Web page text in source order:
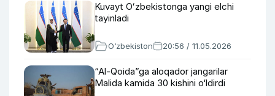
Kuvayt Oʻzbekistonga yangi elchi
tayinladi
O‘zbekiston 20:56 / 11.05.2026
“Al-Qoida”ga aloqador jangarilar
Malida kamida 30 kishini o‘ldirdi